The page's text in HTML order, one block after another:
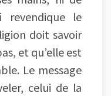
revendique le
doit savoir
et qu’elle est
Le message
celui de la